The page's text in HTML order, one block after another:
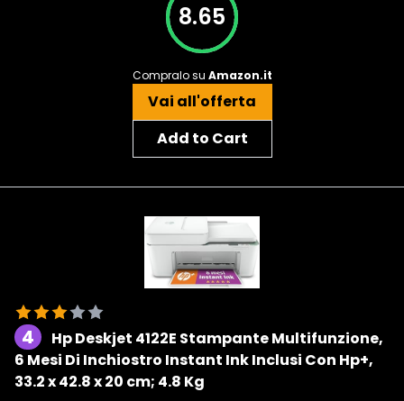
8.65
Compralo su Amazon.it
Vai all'offerta
Add to Cart
4
Hp Deskjet 4122E Stampante Multifunzione,
6 Mesi Di Inchiostro Instant Ink Inclusi Con Hp+,
‎33.2 x 42.8 x 20 cm; 4.8 Kg